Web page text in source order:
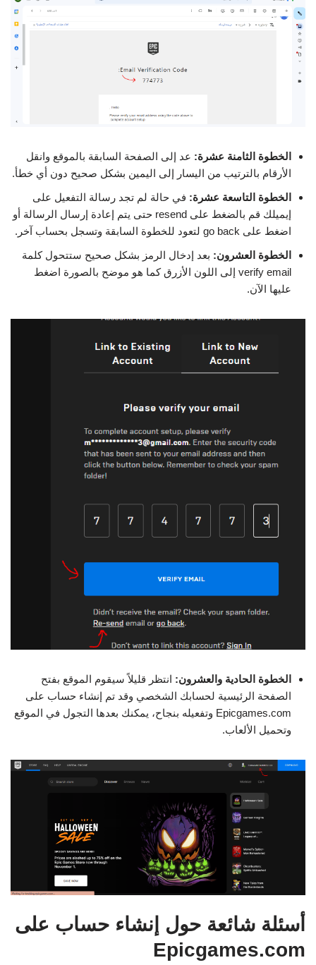
الخطوة الثامنة عشرة: عد إلى الصفحة السابقة بالموقع وانقل
الأرقام بالترتيب من اليسار إلى اليمين بشكل صحيح دون أي خطأ.
الخطوة التاسعة عشرة: في حالة لم تجد رسالة التفعيل على
إيميلك قم بالضغط على resend حتى يتم إعادة إرسال الرسالة أو
اضغط على go back لتعود للخطوة السابقة وتسجل بحساب آخر.
الخطوة العشرون: بعد إدخال الرمز بشكل صحيح ستتحول كلمة
verify email إلى اللون الأزرق كما هو موضح بالصورة اضغط
عليها الآن.
الخطوة الحادية والعشرون: انتظر قليلاً سيقوم الموقع بفتح
الصفحة الرئيسية لحسابك الشخصي وقد تم إنشاء حساب على
Epicgames.com وتفعيله بنجاح، يمكنك بعدها التجول في الموقع
وتحميل الألعاب.
أسئلة شائعة حول إنشاء حساب على
Epicgames.com